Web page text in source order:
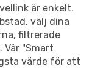
är enkelt.
välj dina
filtrerade
"Smart
värde för att